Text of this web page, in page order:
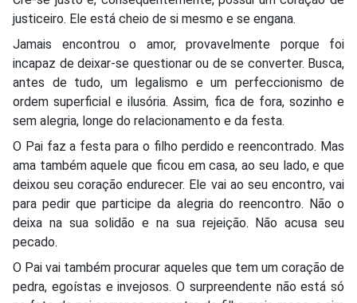
justiceiro. Ele está cheio de si mesmo e se engana.
Jamais encontrou o amor, provavelmente porque foi
incapaz de deixar-se questionar ou de se converter. Busca,
antes de tudo, um legalismo e um perfeccionismo de
ordem superficial e ilusória. Assim, fica de fora, sozinho e
sem alegria, longe do relacionamento e da festa.
O Pai faz a festa para o filho perdido e reencontrado. Mas
ama também aquele que ficou em casa, ao seu lado, e que
deixou seu coração endurecer. Ele vai ao seu encontro, vai
para pedir que participe da alegria do reencontro. Não o
deixa na sua solidão e na sua rejeição. Não acusa seu
pecado.
O Pai vai também procurar aqueles que tem um coração de
pedra, egoístas e invejosos. O surpreendente não está só